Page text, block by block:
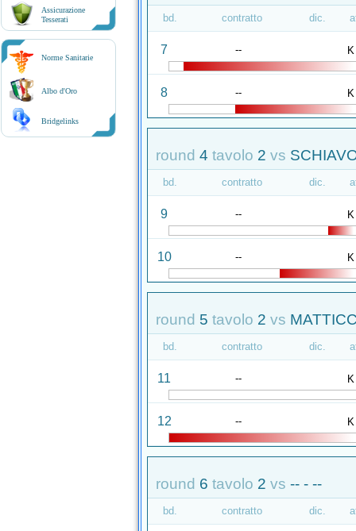
Assicurazione
Tesserati
Norme Sanitarie
Albo d'Oro
Bridgelinks
bd. contratto dic.
7 -- K
8 -- K
round 4 tavolo 2 vs
bd. contratto dic.
9 -- K
10 -- K
round 5 tavolo 2 vs
bd. contratto dic.
11 -- K
12 -- K
round 6 tavolo 2 vs -- - --
bd. contratto dic.